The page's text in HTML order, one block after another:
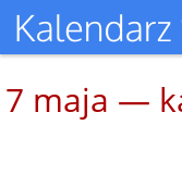
7 maja —